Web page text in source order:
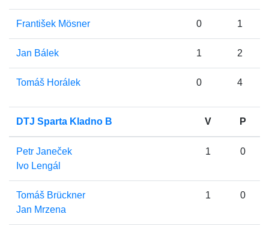
František Mösner 0 1
Jan Bálek 1 2
Tomáš Horálek 0 4
DTJ Sparta Kladno B V P
Petr Janeček
Ivo Lengál
1 0
Tomáš Brückner
Jan Mrzena
1 0